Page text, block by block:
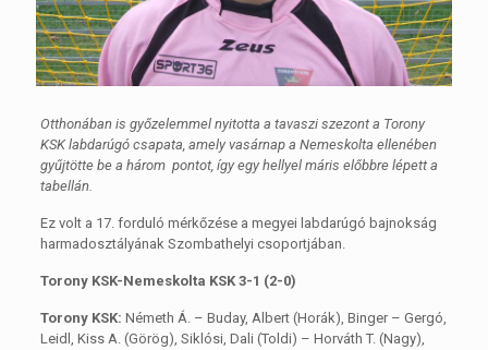
Otthonában is győzelemmel nyitotta a tavaszi szezont a Torony
KSK labdarúgó csapata, amely vasárnap a Nemeskolta ellenében
gyűjtötte be a három pontot, így egy hellyel máris előbbre lépett a
tabellán.
Ez volt a 17. forduló mérkőzése a megyei labdarúgó bajnokság
harmadosztályának Szombathelyi csoportjában.
Torony KSK-Nemeskolta KSK 3-1 (2-0)
Torony KSK: Németh Á. – Buday, Albert (Horák), Binger – Gergó,
Leidl, Kiss A. (Görög), Siklósi, Dali (Toldi) – Horváth T. (Nagy),